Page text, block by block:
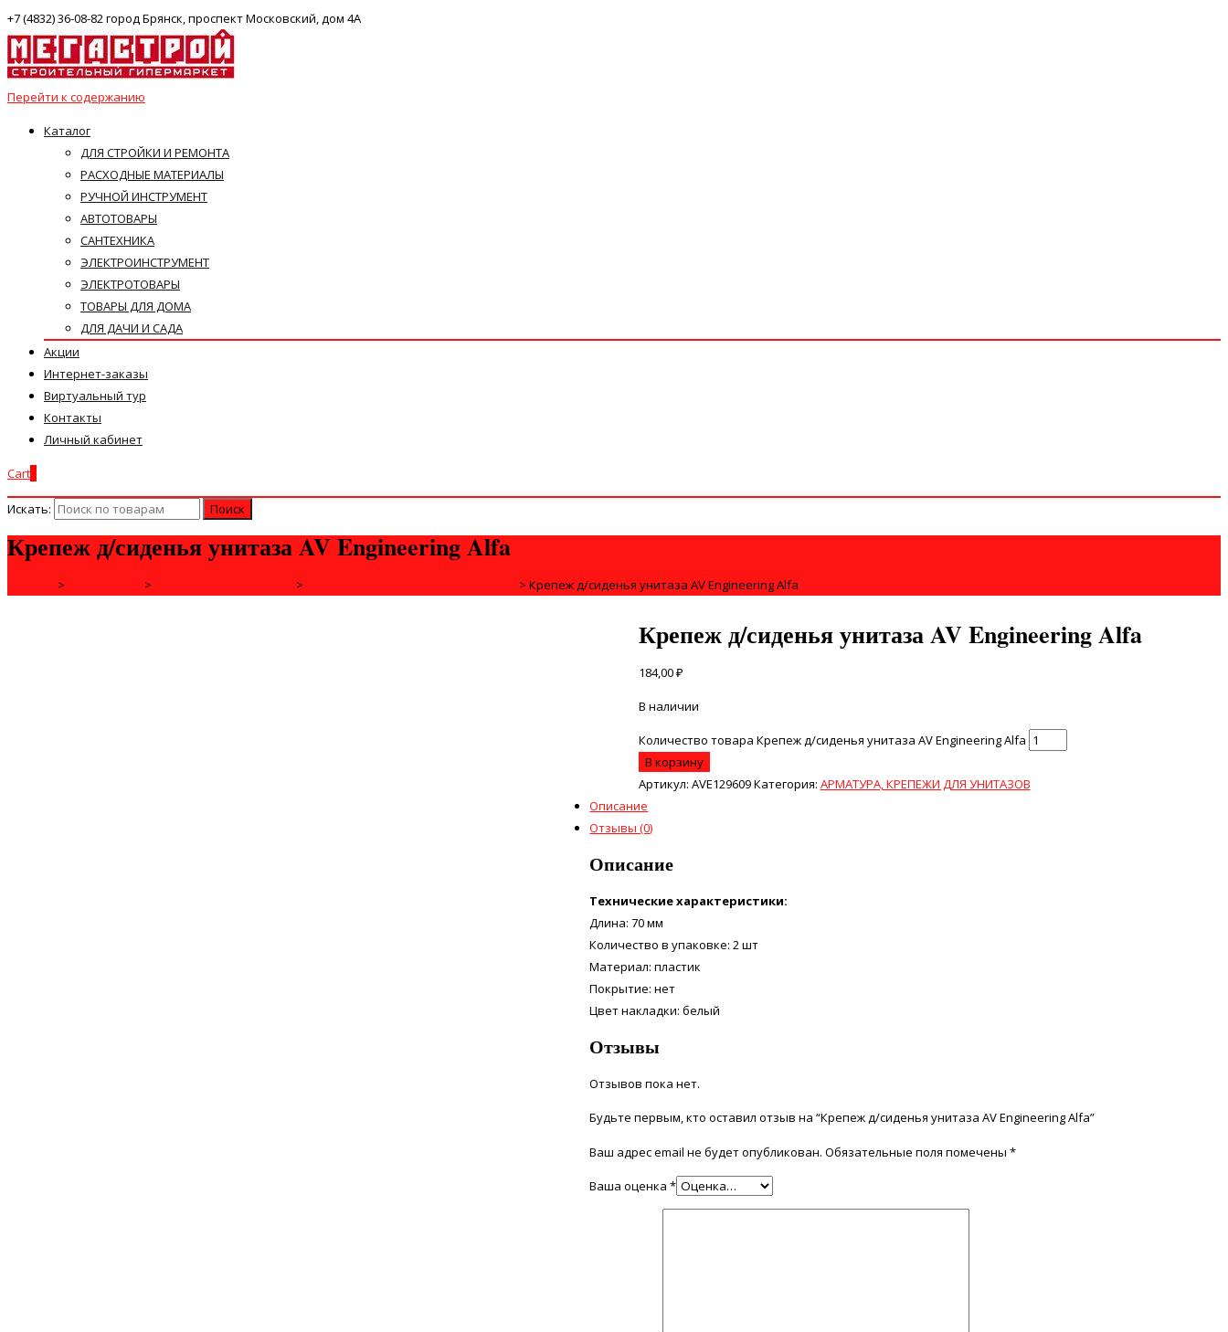
+7 (4832) 36-08-82 город Брянск, проспект Московский, дом 4А
Перейти к содержанию
Каталог
ДЛЯ СТРОЙКИ И РЕМОНТА
РАСХОДНЫЕ МАТЕРИАЛЫ
РУЧНОЙ ИНСТРУМЕНТ
АВТОТОВАРЫ
САНТЕХНИКА
ЭЛЕКТРОИНСТРУМЕНТ
ЭЛЕКТРОТОВАРЫ
ТОВАРЫ ДЛЯ ДОМА
ДЛЯ ДАЧИ И САДА
Акции
Интернет-заказы
Виртуальный тур
Контакты
Личный кабинет
Cart
Искать:
Крепеж д/сиденья унитаза AV Engineering Alfa
> > > > Крепеж д/сиденья унитаза AV Engineering Alfa
Крепеж д/сиденья унитаза AV Engineering Alfa
184,00₽
В наличии
Количество товара Крепеж д/сиденья унитаза AV Engineering Alfa
В корзину
Артикул: AVE129609Категория: АРМАТУРА, КРЕПЕЖИ ДЛЯ УНИТАЗОВ
Описание
Отзывы (0)
Описание
Технические характеристики:
Длина: 70 мм
Количество в упаковке: 2 шт
Материал: пластик
Покрытие: нет
Цвет накладки: белый
Отзывы
Отзывов пока нет.
Будьте первым, кто оставил отзыв на “Крепеж д/сиденья унитаза AV Engineering Alfa”
Ваш адрес email не будет опубликован. Обязательные поля помечены*
Ваша оценка*